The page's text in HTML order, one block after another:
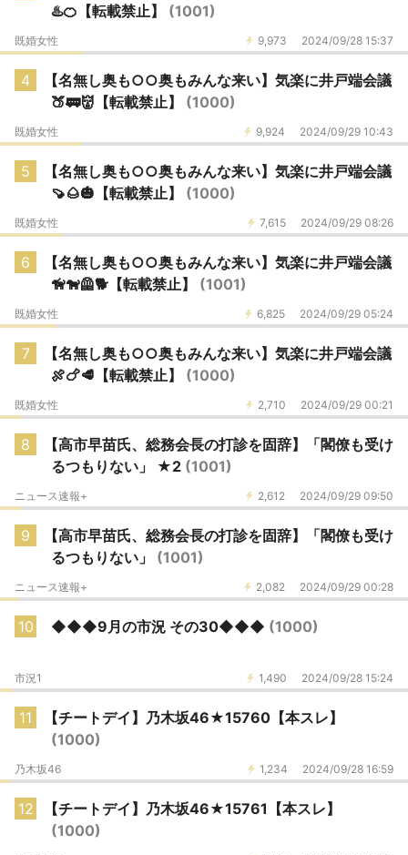
♨️🍊【転載禁止】 (1001)
9,973 2024/09/28 15:37
既婚女性
4
【名無し奥も○○奥もみんな来い】気楽に井戸端会議
🍑🚃👹【転載禁止】 (1000)
9,924 2024/09/29 10:43
既婚女性
5
【名無し奥も○○奥もみんな来い】気楽に井戸端会議
🍠🌰🎃【転載禁止】 (1000)
7,615 2024/09/29 08:26
既婚女性
6
【名無し奥も○○奥もみんな来い】気楽に井戸端会議
🦮🐕‍🦺🐕【転載禁止】 (1001)
6,825 2024/09/29 05:24
既婚女性
7
【名無し奥も○○奥もみんな来い】気楽に井戸端会議
🍖🍗🥩【転載禁止】 (1000)
2,710 2024/09/29 00:21
既婚女性
8
【高市早苗氏、総務会長の打診を固辞】「閣僚も受け
るつもりない」 ★2 (1001)
2,612 2024/09/29 09:50
ニュース速報+
9
【高市早苗氏、総務会長の打診を固辞】「閣僚も受け
るつもりない」 (1001)
2,082 2024/09/29 00:28
ニュース速報+
10 ◆◆◆9月の市況 その30◆◆◆ (1000)
1,490 2024/09/28 15:24
市況1
11
【チートデイ】乃木坂46★15760【本スレ】
(1000)
1,234 2024/09/28 16:59
乃木坂46
12
【チートデイ】乃木坂46★15761【本スレ】
(1000)